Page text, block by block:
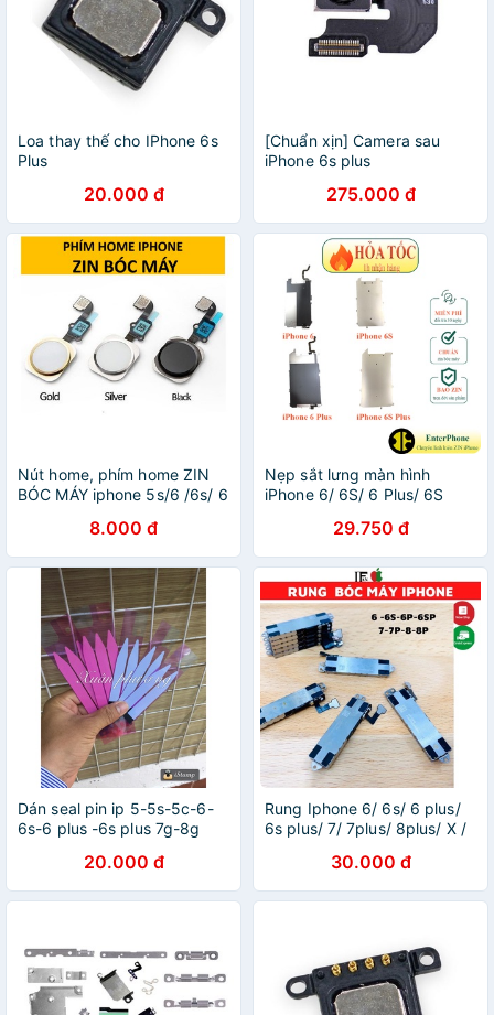
Loa thay thế cho IPhone 6s
Plus
20.000 đ
[Chuẩn xịn] Camera sau
iPhone 6s plus
275.000 đ
Nút home, phím home ZIN
BÓC MÁY iphone 5s/6 /6s/ 6
8.000 đ
Nẹp sắt lưng màn hình
iPhone 6/ 6S/ 6 Plus/ 6S
29.750 đ
Dán seal pin ip 5-5s-5c-6-
6s-6 plus -6s plus 7g-8g
20.000 đ
Rung Iphone 6/ 6s/ 6 plus/
6s plus/ 7/ 7plus/ 8plus/ X /
30.000 đ